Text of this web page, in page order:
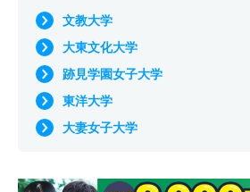
文教大学
大東文化大学
跡見学園女子大学
東洋大学
大妻女子大学